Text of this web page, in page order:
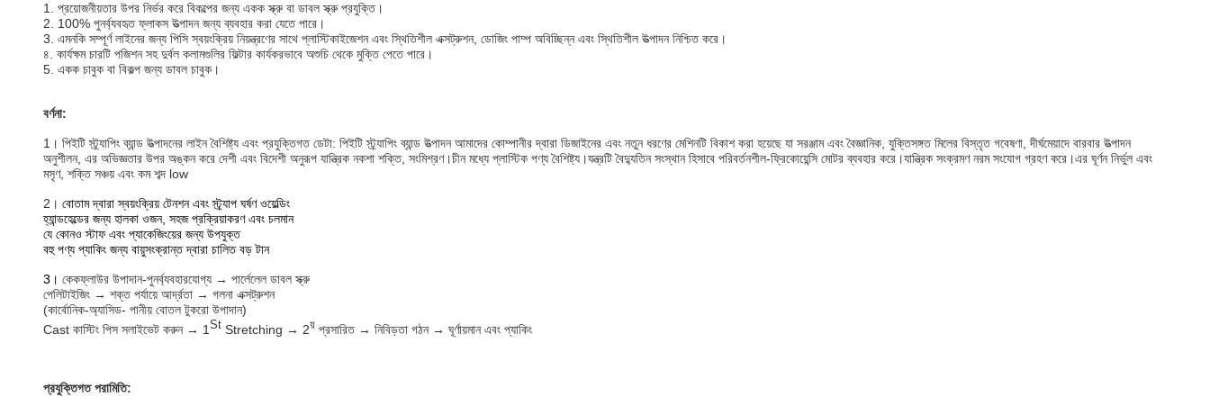
1. প্রয়োজনীয়তার উপর নির্ভর করে বিকল্পের জন্য একক স্ক্রু বা ডাবল স্ক্রু প্রযুক্তি।
2. 100% পুনর্ব্যবহৃত ফ্লাকস উত্পাদন জন্য ব্যবহার করা যেতে পারে।
3. এমনকি সম্পূর্ণ লাইনের জন্য পিসি স্বয়ংক্রিয় নিয়ন্ত্রণের সাথে প্লাস্টিকাইজেশন এবং স্থিতিশীল এক্সট্রুশন, ডোজিং পাম্প অবিচ্ছিন্ন এবং স্থিতিশীল উত্পাদন নিশ্চিত করে।
৪. কার্যক্ষম চারটি পজিশন সহ দুর্বল কলামগুলির ফিল্টার কার্যকরভাবে অশুচি থেকে মুক্তি পেতে পারে।
5. একক চাবুক বা বিকল্প জন্য ডাবল চাবুক।
বর্ণনা:
1। পিইটি স্ট্র্যাপিং ব্যান্ড উত্পাদনের লাইন বৈশিষ্ট্য এবং প্রযুক্তিগত ডেটা: পিইটি স্ট্র্যাপিং ব্যান্ড উত্পাদন আমাদের কোম্পানীর দ্বারা ডিজাইনের এবং নতুন ধরণের মেশিনটি বিকাশ করা হয়েছে যা সরঞ্জাম এবং বৈজ্ঞানিক, যুক্তিসঙ্গত মিলের বিস্তৃত গবেষণা, দীর্ঘমেয়াদে বারবার উত্পাদন
অনুশীলন, এর অভিজ্ঞতার উপর অঙ্কন করে দেশী এবং বিদেশী অনুরূপ যান্ত্রিক নকশা শক্তি, সংমিশ্রণ।চীন মধ্যে প্লাস্টিক পণ্য বৈশিষ্ট্য।যন্ত্রটি বৈদ্যুতিন সংস্থান হিসাবে পরিবর্তনশীল-ফ্রিকোয়েন্সি মোটর ব্যবহার করে।যান্ত্রিক সংক্রমণ নরম সংযোগ গ্রহণ করে।এর ঘূর্ণন নির্ভুল এবং
মসৃণ, শক্তি সঞ্চয় এবং কম শব্দ low
2। বোতাম দ্বারা স্বয়ংক্রিয় টেনশন এবং স্ট্র্যাপ ঘর্ষণ ওয়েল্ডিং
হ্যান্ডহেল্ডের জন্য হালকা ওজন, সহজ প্রক্রিয়াকরণ এবং চলমান
যে কোনও স্টাফ এবং প্যাকেজিংয়ের জন্য উপযুক্ত
বহু পণ্য প্যাকিং জন্য বায়ুসংক্রান্ত দ্বারা চালিত বড় টান
3। কেকফ্লাউর উপাদান-পুনর্ব্যবহারযোগ্য → পার্লেলেল ডাবল স্ক্রু
পেলিটাইজিং → শক্ত পর্যায়ে আর্দ্রতা → গলনা এক্সট্রুশন
(কার্বোনিক-অ্যাসিড- পানীয় বোতল টুকরো উপাদান)
Cast কাস্টিং পিস সলাইভেট করুন → 1 St Stretching → 2য় প্রসারিত → নিবিড়তা গঠন → ঘূর্ণায়মান এবং প্যাকিং
প্রযুক্তিগত পরামিতি: